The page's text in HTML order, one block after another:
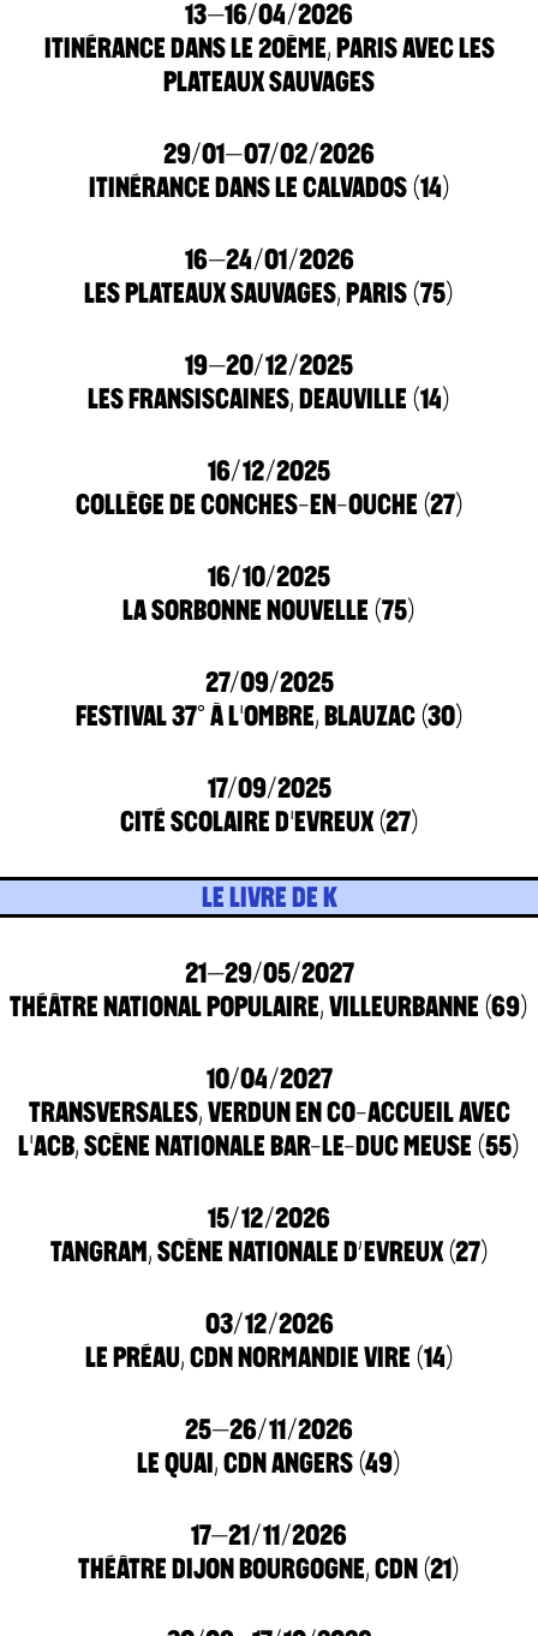
13–16/04/2026
ITINÉRANCE DANS LE 20ÈME, PARIS AVEC LES
PLATEAUX SAUVAGES
29/01–07/02/2026
ITINÉRANCE DANS LE CALVADOS (14)
16–24/01/2026
LES PLATEAUX SAUVAGES, PARIS (75)
19–20/12/2025
LES FRANSISCAINES, DEAUVILLE (14)
16/12/2025
COLLÈGE DE CONCHES-EN-OUCHE (27)
16/10/2025
LA SORBONNE NOUVELLE (75)
27/09/2025
FESTIVAL 37° À L'OMBRE, BLAUZAC (30)
17/09/2025
CITÉ SCOLAIRE D'EVREUX (27)
LE LIVRE DE K
21–29/05/2027
THÉÂTRE NATIONAL POPULAIRE, VILLEURBANNE (69)
10/04/2027
TRANSVERSALES, VERDUN EN CO-ACCUEIL AVEC
L'ACB, SCÈNE NATIONALE BAR-LE-DUC MEUSE (55)
15/12/2026
TANGRAM, SCÈNE NATIONALE D’EVREUX (27)
03/12/2026
LE PRÉAU, CDN NORMANDIE VIRE (14)
25–26/11/2026
LE QUAI, CDN ANGERS (49)
17–21/11/2026
THÉÂTRE DIJON BOURGOGNE, CDN (21)